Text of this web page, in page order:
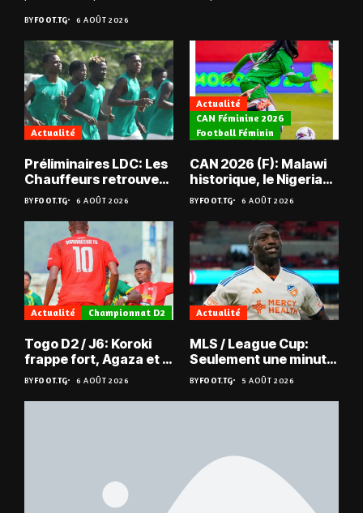
BYFOOT.TG 6 AOÛT 2026
Actualité
Préliminaires LDC: Les
Chauffeurs retrouvent
les Mimos
BYFOOT.TG 6 AOÛT 2026
Actualité
CAN Féminine 2026
Football Féminin
CAN 2026 (F): Malawi
historique, le Nigeria
sauvé, la Zambie
éliminée
BYFOOT.TG 6 AOÛT 2026
Actualité Championnat D2
Togo D2 / J6: Koroki
frappe fort, Agaza et la
JCA assurent,
suspense avant Sara
FC – Doumbé FC
BYFOOT.TG 6 AOÛT 2026
Actualité
MLS / League Cup:
Seulement une minute
de jeu pour Kévin
Denkey
BYFOOT.TG 5 AOÛT 2026